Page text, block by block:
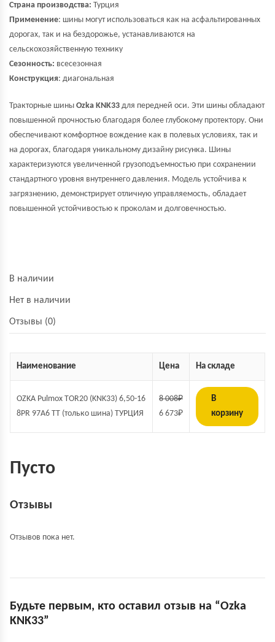
Страна производства: Турция
Применение: шины могут использоваться как на асфальтированных
дорогах, так и на бездорожье, устанавливаются на
сельскохозяйственную технику
Сезонность: всесезонная
Конструкция: диагональная
Тракторные шины Ozka KNK33 для передней оси. Эти шины обладают
повышенной прочностью благодаря более глубокому протектору. Они
обеспечивают комфортное вождение как в полевых условиях, так и
на дорогах, благодаря уникальному дизайну рисунка. Шины
характеризуются увеличенной грузоподъемностью при сохранении
стандартного уровня внутреннего давления. Модель устойчива к
загрязнению, демонстрирует отличную управляемость, обладает
повышенной устойчивостью к проколам и долговечностью.
В наличии
Нет в наличии
Отзывы (0)
Наименование Цена На складе
OZKA Pulmox TOR20 (KNK33) 6,50-16
8PR 97A6 TT (только шина) ТУРЦИЯ
8 008₽
6 673₽
В
корзину
Пусто
Отзывы
Отзывов пока нет.
Будьте первым, кто оставил отзыв на “Ozka
KNK33”